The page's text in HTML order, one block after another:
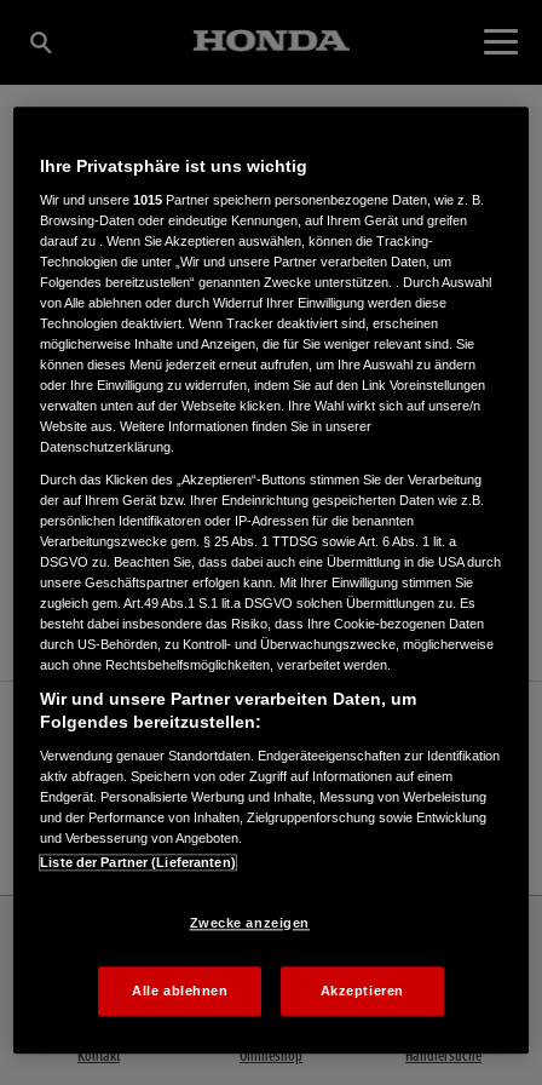
LADI GMBH & CO. KG
GARTEN- UND
FORSTGERÄTE
Gottlieb-Daimler-Straße 2
ANFAHRTSBESCHREIBUNG ANFORDERN
WEBSITE
Verkauf / Kundendienst
07250/338
E-Mail
Rasen und Garten
Deutschland Offizielle Website | The Power of Dreams
Kontakt Onlineshop Händlersuche
Ihre Privatsphäre ist uns wichtig
Wir und unsere1015 Partner speichern personenbezogene Daten, wie z. B.
Browsing-Daten oder eindeutige Kennungen, auf Ihrem Gerät und greifen
darauf zu . Wenn Sie Akzeptieren auswählen, können die Tracking-
Technologien die unter „Wir und unsere Partner verarbeiten Daten, um
Folgendes bereitzustellen“ genannten Zwecke unterstützen. . Durch Auswahl
von Alle ablehnen oder durch Widerruf Ihrer Einwilligung werden diese
Technologien deaktiviert. Wenn Tracker deaktiviert sind, erscheinen
möglicherweise Inhalte und Anzeigen, die für Sie weniger relevant sind. Sie
können dieses Menü jederzeit erneut aufrufen, um Ihre Auswahl zu ändern
oder Ihre Einwilligung zu widerrufen, indem Sie auf den Link Voreinstellungen
verwalten unten auf der Webseite klicken. Ihre Wahl wirkt sich auf unsere/n
Website aus. Weitere Informationen finden Sie in unserer
Datenschutzerklärung.
Durch das Klicken des „Akzeptieren“-Buttons stimmen Sie der Verarbeitung
der auf Ihrem Gerät bzw. Ihrer Endeinrichtung gespeicherten Daten wie z.B.
persönlichen Identifikatoren oder IP-Adressen für die benannten
Verarbeitungszwecke gem. § 25 Abs. 1 TTDSG sowie Art. 6 Abs. 1 lit. a
DSGVO zu. Beachten Sie, dass dabei auch eine Übermittlung in die USA durch
unsere Geschäftspartner erfolgen kann. Mit Ihrer Einwilligung stimmen Sie
zugleich gem. Art.49 Abs.1 S.1 lit.a DSGVO solchen Übermittlungen zu. Es
besteht dabei insbesondere das Risiko, dass Ihre Cookie-bezogenen Daten
durch US-Behörden, zu Kontroll- und Überwachungszwecke, möglicherweise
auch ohne Rechtsbehelfsmöglichkeiten, verarbeitet werden.
Wir und unsere Partner verarbeiten Daten, um
Folgendes bereitzustellen:
Verwendung genauer Standortdaten. Endgeräteeigenschaften zur Identifikation
aktiv abfragen. Speichern von oder Zugriff auf Informationen auf einem
Endgerät. Personalisierte Werbung und Inhalte, Messung von Werbeleistung
und der Performance von Inhalten, Zielgruppenforschung sowie Entwicklung
und Verbesserung von Angeboten.
Liste der Partner (Lieferanten)
Zwecke anzeigen
Alle ablehnen Akzeptieren